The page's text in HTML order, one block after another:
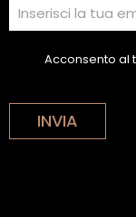
Acconsento al
INVIA